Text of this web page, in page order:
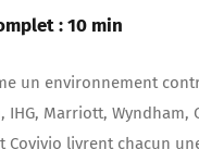
: 10 min
un environnement
Marriott, Wyndham,
Covivio livrent chacun